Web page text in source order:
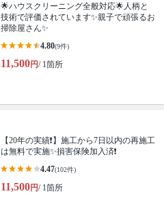
🌟ハウスクリーニング全般対応🌟人柄と
技術で評価されています✨親子で頑張るお
掃除屋さん✨
4.80(9件)
11,500円/ 1箇所
【20年の実績❗️】施工から7日以内の再施工
は無料で実施✨損害保険加入済❗️
4.47(102件)
11,500円/ 1箇所